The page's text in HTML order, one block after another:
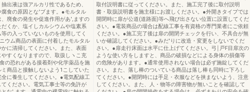
出液は強アルカリ性であるため、
食の原因とな'ブます。●モルタル
廃食の発生や促進作用があ',ますの
くか、塩イしカルシウムや塩素系
の入っていないものを使用してく
ウム商品の表面に付着したモルタル
に清掃してください。また、表面
すくなりますので、取扱しヽこ充
の恐れがある接着剤や化学薬品を施
商品と接触しないよう1こしていた
に養生してください。●電気配線工
ください。電気工事士等の免許が
取付説明書に従ってください。また、施工完了後に取付説明
書・取扱説明書を施主様にお渡しください。●外開きタイプでは
開閉時に扉が公道(道路面)等へ飛び出さない位置に設置してくだ
さい。●電装商品の場合は配線工事を有資格の専門業者にご依頼
ください。●施工完了後は扉の開閉チェックを行い、不具合が無
いか確認してください。●みだ'りに改造・変更をしないでくだ
さい。●扉走行床面は水平に仕上げてください。弓￨戸F目扉次の
ような使い方をしますと、商品の破損などによる身体の損傷等
の危険があります。●通常使用されない場合は必ず施錠してくだ
さい。また、落し棒のついている商品は落し棒も同時に下ろし
てください。●開閉時には手足・衣服などを挟まないよう、注意
してください。また、人・物等の障害物が無いことを確認して